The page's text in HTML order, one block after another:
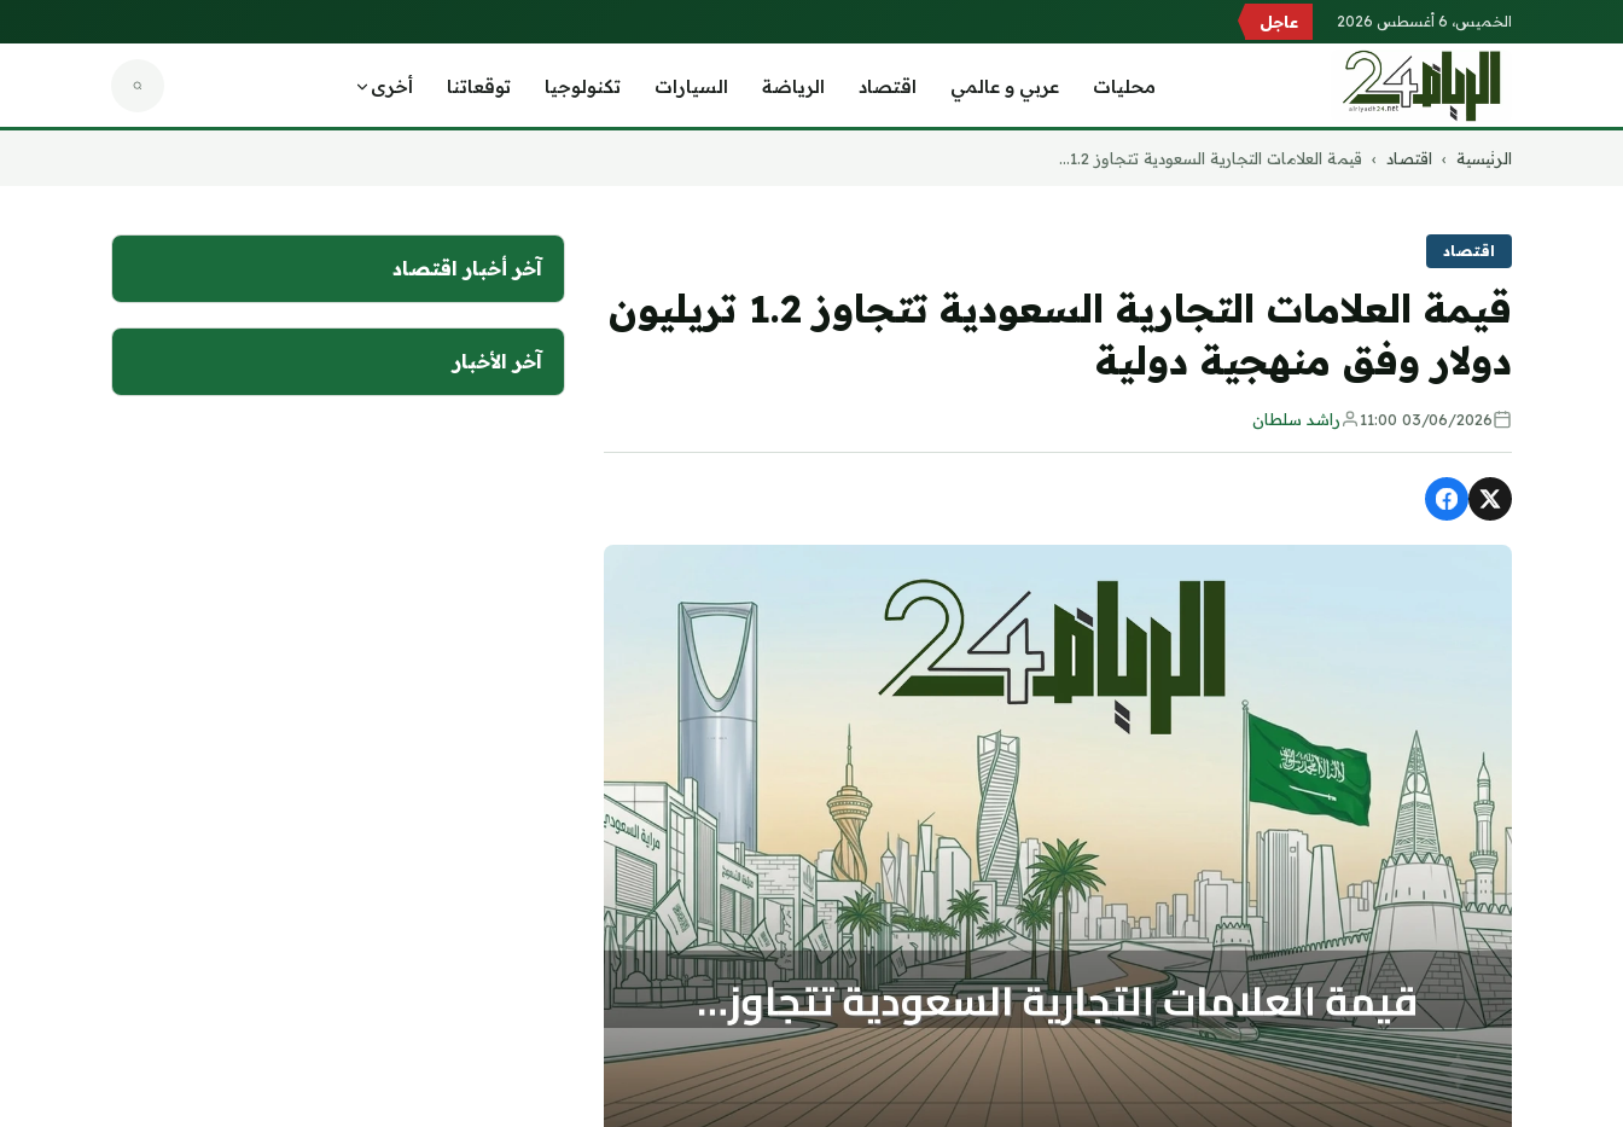
الخميس، 6 أغسطس 2026 عاجل
محليات عربي و عالمي اقتصاد الرياضة السيارات تكنولوجيا توقعاتنا أخرى
الرئيسية › اقتصاد › قيمة العلامات التجارية السعودية تتجاوز 1.2...
اقتصاد
قيمة العلامات التجارية السعودية تتجاوز 1.2 تريليون
دولار وفق منهجية دولية
03/06/2026 11:00 راشد سلطان
آخر أخبار اقتصاد
آخر الأخبار